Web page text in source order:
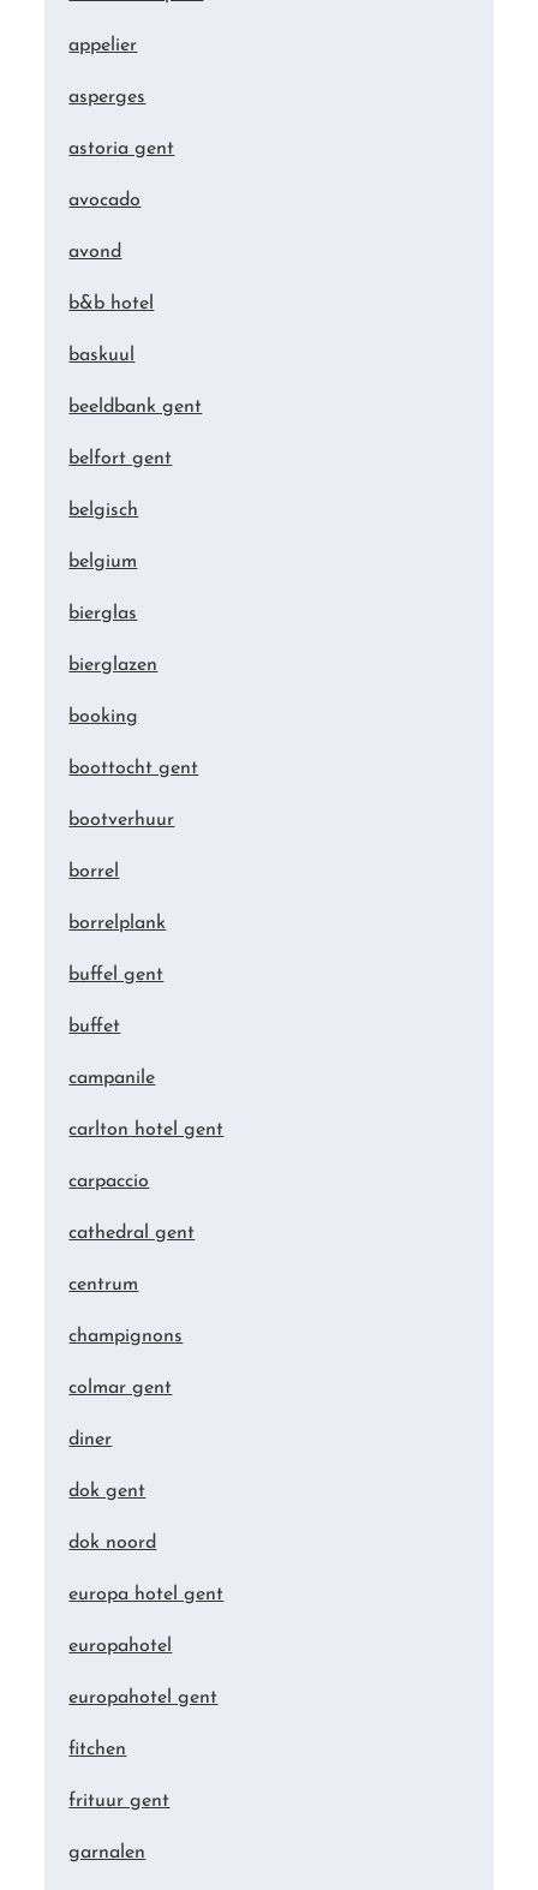
appelier
asperges
astoria gent
avocado
avond
b&b hotel
baskuul
beeldbank gent
belfort gent
belgisch
belgium
bierglas
bierglazen
booking
boottocht gent
bootverhuur
borrel
borrelplank
buffel gent
buffet
campanile
carlton hotel gent
carpaccio
cathedral gent
centrum
champignons
colmar gent
diner
dok gent
dok noord
europa hotel gent
europahotel
europahotel gent
fitchen
frituur gent
garnalen